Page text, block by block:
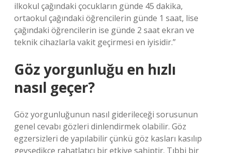
ilkokul çağındaki çocukların günde 45 dakika,
ortaokul çağındaki öğrencilerin günde 1 saat, lise
çağındaki öğrencilerin ise günde 2 saat ekran ve
teknik cihazlarla vakit geçirmesi en iyisidir.”
Göz yorgunluğu en hızlı
nasıl geçer?
Göz yorgunluğunun nasıl giderileceği sorusunun
genel cevabı gözleri dinlendirmek olabilir. Göz
egzersizleri de yapılabilir çünkü göz kasları kasılıp
gevşedikçe rahatlatıcı bir etkiye sahiptir. Tıbbi bir